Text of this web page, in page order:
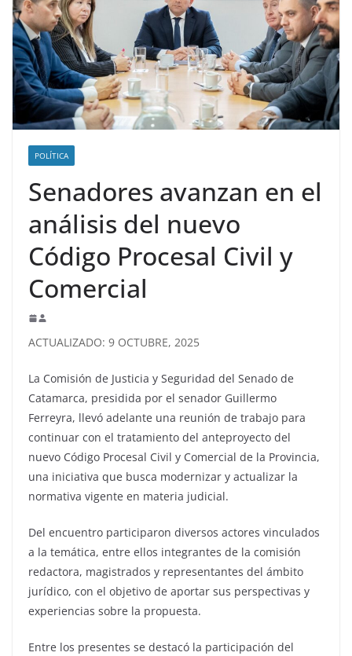
POLÍTICA
Senadores avanzan en el
análisis del nuevo
Código Procesal Civil y
Comercial
ACTUALIZADO: 9 OCTUBRE, 2025
La Comisión de Justicia y Seguridad del Senado de
Catamarca, presidida por el senador Guillermo
Ferreyra, llevó adelante una reunión de trabajo para
continuar con el tratamiento del anteproyecto del
nuevo Código Procesal Civil y Comercial de la Provincia,
una iniciativa que busca modernizar y actualizar la
normativa vigente en materia judicial.
Del encuentro participaron diversos actores vinculados
a la temática, entre ellos integrantes de la comisión
redactora, magistrados y representantes del ámbito
jurídico, con el objetivo de aportar sus perspectivas y
experiencias sobre la propuesta.
Entre los presentes se destacó la participación del